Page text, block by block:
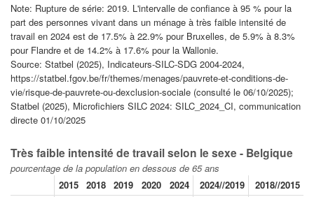
Note: Rupture de série: 2019. L'intervalle de confiance à 95 % pour la
part des personnes vivant dans un ménage à très faible intensité de
travail en 2024 est de 17.5% à 22.9% pour Bruxelles, de 5.9% à 8.3%
pour Flandre et de 14.2% à 17.6% pour la Wallonie.
Source: Statbel (2025), Indicateurs-SILC-SDG 2004-2024,
https://statbel.fgov.be/fr/themes/menages/pauvrete-et-conditions-de-
vie/risque-de-pauvrete-ou-dexclusion-sociale (consulté le 06/10/2025);
Statbel (2025), Microfichiers SILC 2024: SILC_2024_CI, communication
directe 01/10/2025
Très faible intensité de travail selon le sexe - Belgique
pourcentage de la population en dessous de 65 ans
2015 2018 2019 2020 2024 2024//2019
2018//2015